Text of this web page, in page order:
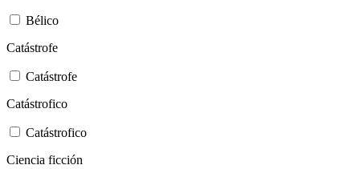
Bélico
Catástrofe
Catástrofe
Catástrofico
Catástrofico
Ciencia ficción